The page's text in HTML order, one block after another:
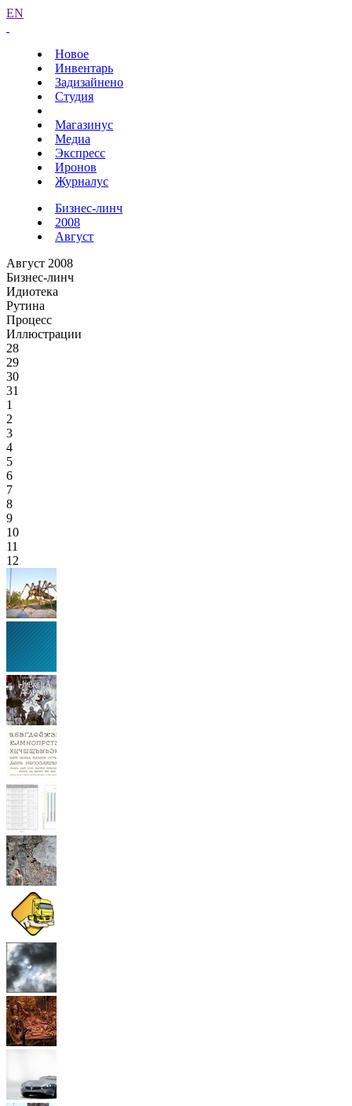
EN
Новое
Инвентарь
Задизайнено
Студия
Магазинус
Медиа
Экспресс
Иронов
Журналус
Бизнес-линч
2008
Август
Август 2008
Бизнес-линч
Идиотека
Рутина
Процесс
Иллюстрации
28
29
30
31
1
2
3
4
5
6
7
8
9
10
11
12